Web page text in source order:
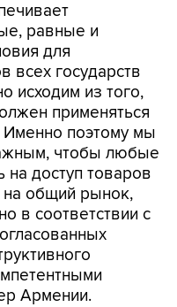
равные и
для
всех государств
исходим из того,
применяться
поэтому мы
чтобы любые
доступ товаров
на общий рынок,
в соответствии с
Армении.